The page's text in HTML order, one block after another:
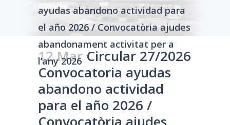
ayudas abandono actividad para
el año 2026 / Convocatòria ajudes
abandonament activitat per a
l’any 2026
12 Mar Circular 27/2026
Convocatoria ayudas
abandono actividad
para el año 2026 /